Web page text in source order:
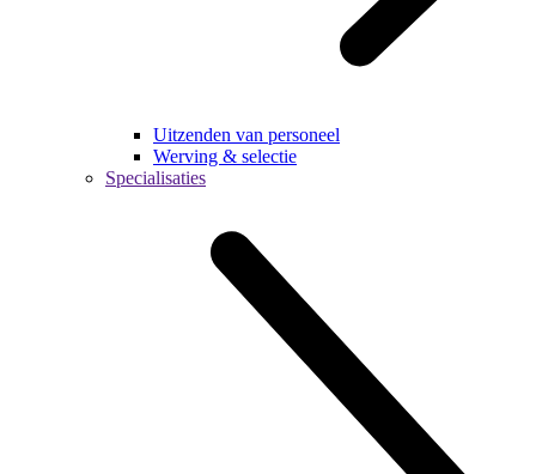
Uitzenden van personeel
Werving & selectie
Specialisaties